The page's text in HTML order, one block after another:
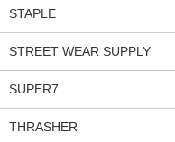
STAPLE
STREET WEAR SUPPLY
SUPER7
THRASHER